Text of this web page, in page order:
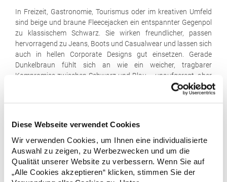
Diese Webseite verwendet Cookies
Wir verwenden Cookies, um Ihnen eine individualisierte
Auswahl zu zeigen, zu Werbezwecken und um die
Qualität unserer Website zu verbessern. Wenn Sie auf
„Alle Cookies akzeptieren“ klicken, stimmen Sie der
In Freizeit, Gastronomie, Tourismus oder im kreativen Umfeld
sind beige und braune Fleecejacken ein entspannter Gegenpol
zu klassischem Schwarz. Sie wirken freundlicher, passen
hervorragend zu Jeans, Boots und Casualwear und lassen sich
auch in hellen Corporate Designs gut einsetzen. Gerade
Dunkelbraun fühlt sich an wie ein weicher, tragbarer
Kompromiss zwischen Schwarz und Blau – unaufgeregt, aber
Fleecejacken hat, bekommt mit Naturtönen eine zweite Option
für Tage, an denen das Outfit etwas lockerer aussehen darf.
Für Kombinationen mit hellen Oberteilen eignen sich etwa die
weißen Herren-T-Shirts, die unter Beige und Braun besonders
frisch wirken.